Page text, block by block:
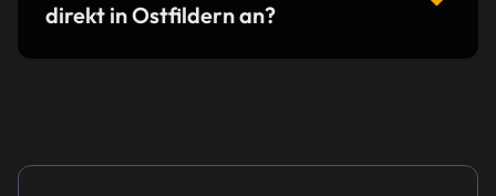
direkt in Ostfildern an?